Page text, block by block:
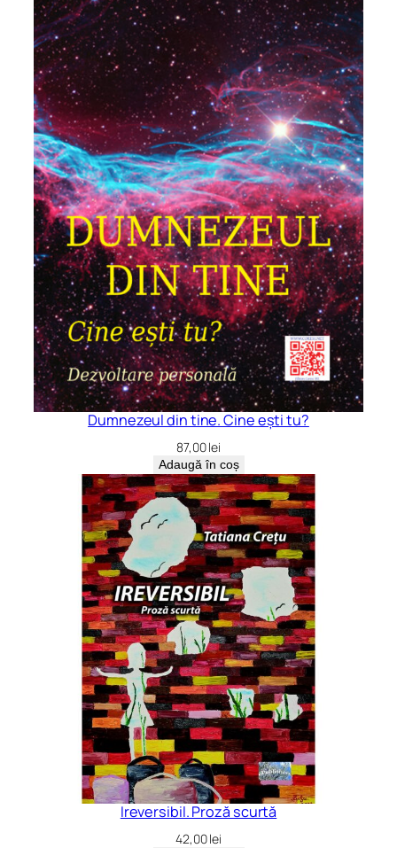
Dumnezeul din tine. Cine ești tu?
87,00lei
Adaugă în coș
Ireversibil. Proză scurtă
42,00lei